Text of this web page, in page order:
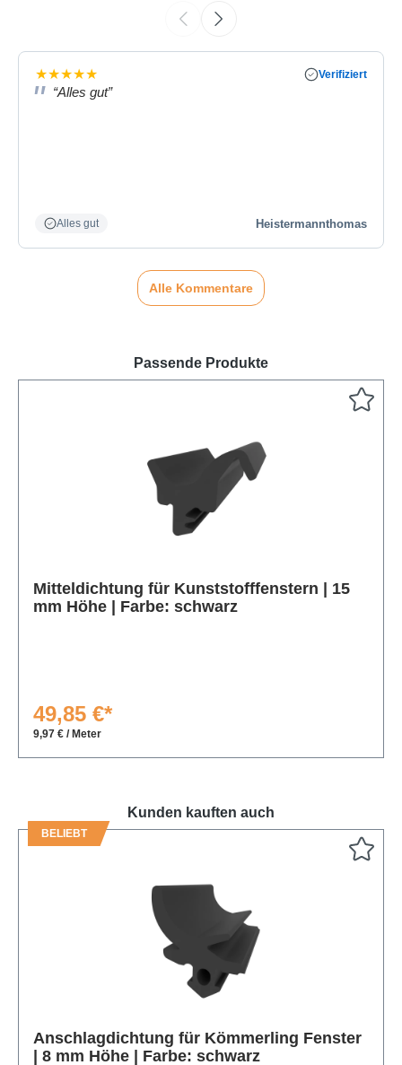
★★★★★ Verifiziert
“Alles gut”
Alles gut Heistermannthomas
Alle Kommentare
Passende Produkte
Mitteldichtung für Kunststofffenstern | 15
mm Höhe | Farbe: schwarz
49,85 €*
9,97 € / Meter
Kunden kauften auch
BELIEBT
Anschlagdichtung für Kömmerling Fenster
| 8 mm Höhe | Farbe: schwarz